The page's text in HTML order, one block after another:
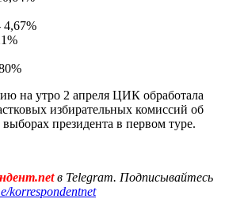
на утро 2 апреля ЦИК обработала
избирательных комиссий об
президента в первом туре.
в Telegram. Подписывайтесь
korrespondentnet